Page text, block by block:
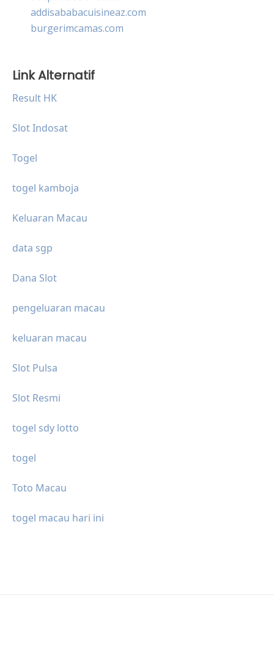
addisababacuisineaz.com
burgerimcamas.com
Link Alternatif
Result HK
Slot Indosat
Togel
togel kamboja
Keluaran Macau
data sgp
Dana Slot
pengeluaran macau
keluaran macau
Slot Pulsa
Slot Resmi
togel sdy lotto
togel
Toto Macau
togel macau hari ini